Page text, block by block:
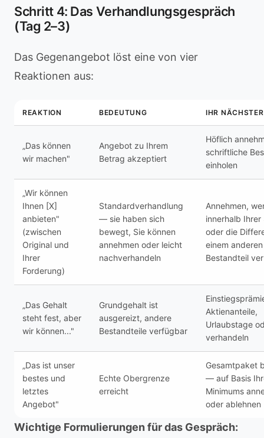
Schritt 4: Das Verhandlungsgespräch
(Tag 2–3)
Das Gegenangebot löst eine von vier
Reaktionen aus:
REAKTION BEDEUTUNG IHR
„Das können
wir machen"
Angebot zu Ihrem
Betrag akzeptiert
Höflich
schriftliche
einholen
„Wir können
Ihnen [X]
anbieten"
(zwischen
Original und
Ihrer
Forderung)
Standardverhandlung
— sie haben sich
bewegt, Sie können
annehmen oder leicht
nachverhandeln
Annehmen,
innerhalb Ihrer
oder die
einem anderen
Bestandteil
„Das Gehalt
steht fest, aber
wir können..."
Grundgehalt ist
ausgereizt, andere
Bestandteile verfügbar
Aktienanteile,
Urlaubstage
verhandeln
„Das ist unser
bestes und
letztes
Angebot"
Echte Obergrenze
erreicht
Gesamtpaket
— auf Basis
Minimums
oder ablehnen
Wichtige Formulierungen für das Gespräch: